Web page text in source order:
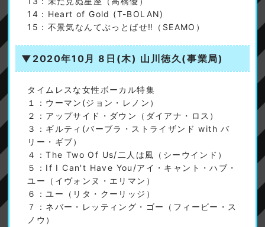
14：Heart of Gold (T-BOLAN)
15：不景気なんてぶっとばせ‼（SEAMO）
▼2020年10月 8日(木) 山川徳久(事業局)
タイムレスな女性ボーカル特集
１：ウーマン(ジョン・レノン）
２：アップサイド・ダウン（ダイアナ・ロス）
３：ギルティ(バーブラ・ストライザンド with バ
リー・ギブ）
４：The Two Of Us/二人は風（シーウインド）
５：If I Can't Have You/アイ・キャント・ハブ・
ユー（イヴォンヌ・エリマン）
６：ユー（リタ・クーリッジ）
７：ネバー・レッティング・ゴー（フィービー・ス
ノウ）